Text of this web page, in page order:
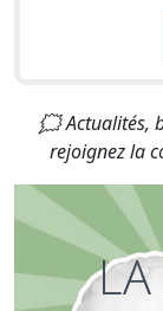
n° 77 au
🗯 Actualités,
rejoignez la
LA